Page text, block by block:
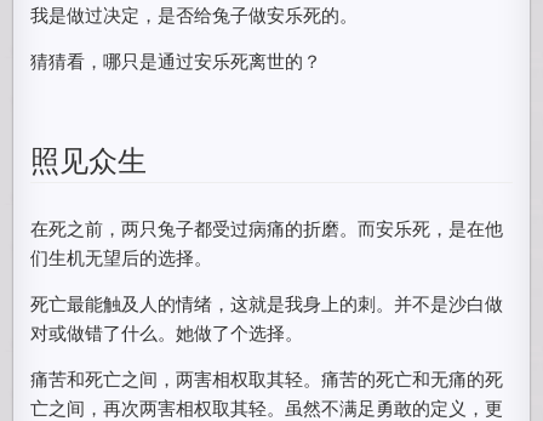
我是做过决定，是否给兔子做安乐死的。
猜猜看，哪只是通过安乐死离世的？
照见众生
在死之前，两只兔子都受过病痛的折磨。而安乐死，是在他
们生机无望后的选择。
死亡最能触及人的情绪，这就是我身上的刺。并不是沙白做
对或做错了什么。她做了个选择。
痛苦和死亡之间，两害相权取其轻。痛苦的死亡和无痛的死
亡之间，再次两害相权取其轻。虽然不满足勇敢的定义，更